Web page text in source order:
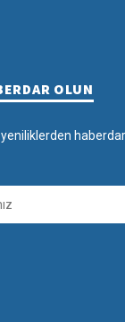
OLUN